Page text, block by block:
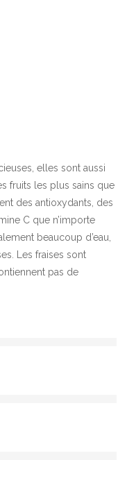
elles sont aussi
fruits les plus sains que
des antioxydants, des
C que n’importe
beaucoup d’eau,
Les fraises sont
pas de